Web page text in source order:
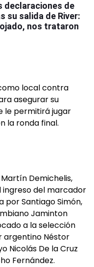
declaraciones de
su salida de River:
nos trataron
local contra
asegurar su
le permitirá jugar
la ronda final.
Demichelis,
ingreso del marcador
por Santiago Simón,
Jaminton
a la selección
argentino Néstor
Nicolás De la Cruz
Fernández.